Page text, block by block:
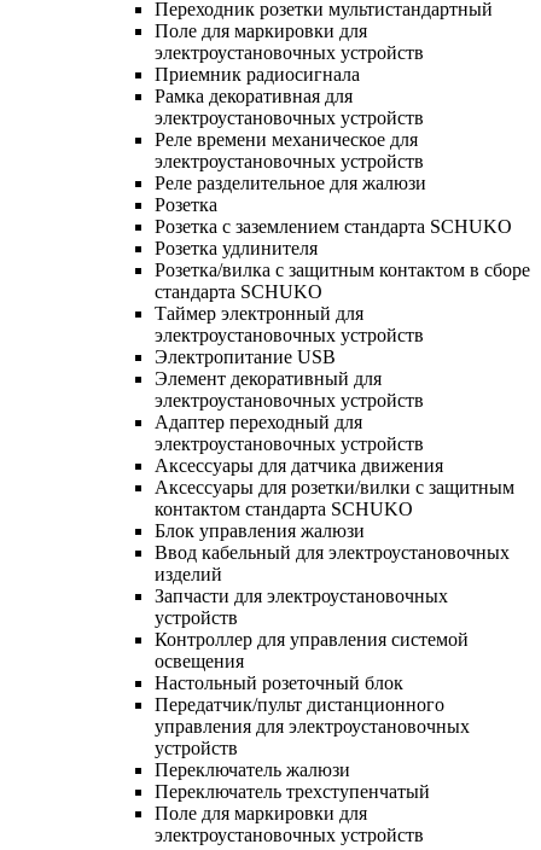
Переходник розетки мультистандартный
Поле для маркировки для
электроустановочных устройств
Приемник радиосигнала
Рамка декоративная для
электроустановочных устройств
Реле времени механическое для
электроустановочных устройств
Реле разделительное для жалюзи
Розетка
Розетка с заземлением стандарта SCHUKO
Розетка удлинителя
Розетка/вилка с защитным контактом в сборе
стандарта SCHUKO
Таймер электронный для
электроустановочных устройств
Электропитание USB
Элемент декоративный для
электроустановочных устройств
Адаптер переходный для
электроустановочных устройств
Аксессуары для датчика движения
Аксессуары для розетки/вилки с защитным
контактом стандарта SCHUKO
Блок управления жалюзи
Ввод кабельный для электроустановочных
изделий
Запчасти для электроустановочных
устройств
Контроллер для управления системой
освещения
Настольный розеточный блок
Передатчик/пульт дистанционного
управления для электроустановочных
устройств
Переключатель жалюзи
Переключатель трехступенчатый
Поле для маркировки для
электроустановочных устройств